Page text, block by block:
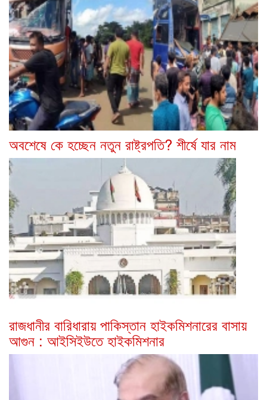
অবশেষে কে হচ্ছেন নতুন রাষ্ট্রপতি? শীর্ষে যার নাম
রাজধানীর বারিধারায় পাকিস্তান হাইকমিশনারের বাসায়
আগুন : আইসিইউতে হাইকমিশনার